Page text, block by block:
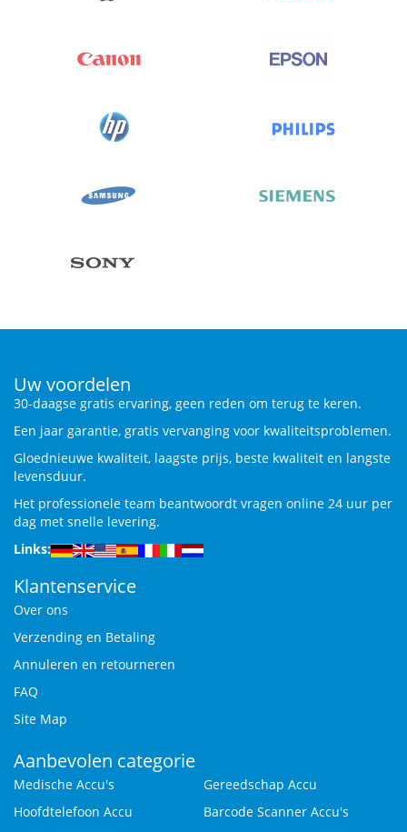
Uw voordelen
30-daagse gratis ervaring, geen reden om terug te keren.
Een jaar garantie, gratis vervanging voor kwaliteitsproblemen.
Gloednieuwe kwaliteit, laagste prijs, beste kwaliteit en langste
levensduur.
Het professionele team beantwoordt vragen online 24 uur per
dag met snelle levering.
Links:
Klantenservice
Over ons
Verzending en Betaling
Annuleren en retourneren
FAQ
Site Map
Aanbevolen categorie
Medische Accu's
Gereedschap Accu
Hoofdtelefoon Accu
Barcode Scanner Accu's